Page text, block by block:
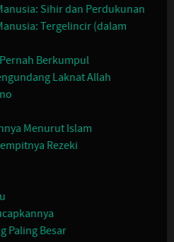
Sihir dan Perdukunan
Tergelincir (dalam
Berkumpul
Laknat Allah
Menurut Islam
Rezeki
Paling Besar